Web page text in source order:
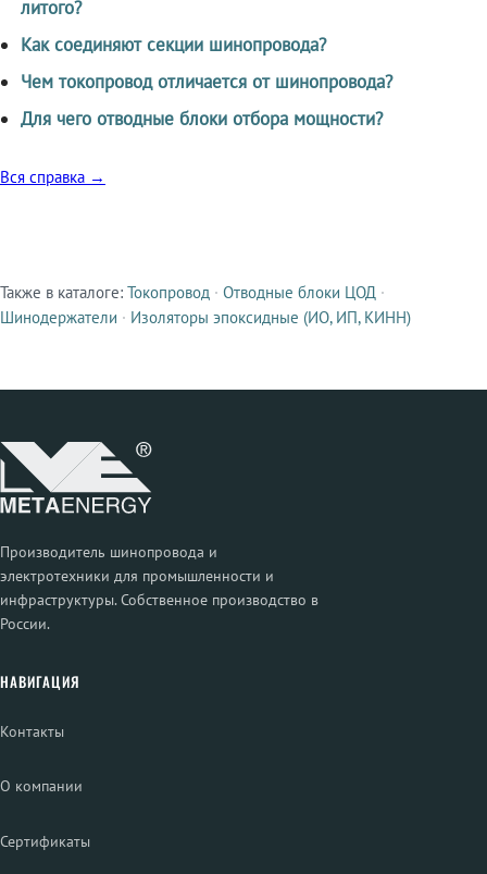
литого?
Как соединяют секции шинопровода?
Чем токопровод отличается от шинопровода?
Для чего отводные блоки отбора мощности?
Вся справка →
Смежные продукты
Также в каталоге: Токопровод · Отводные блоки ЦОД ·
Шинодержатели · Изоляторы эпоксидные (ИО, ИП, КИНН)
Производитель шинопровода и
электротехники для промышленности и
инфраструктуры. Собственное производство в
России.
НАВИГАЦИЯ
Контакты
О компании
Сертификаты